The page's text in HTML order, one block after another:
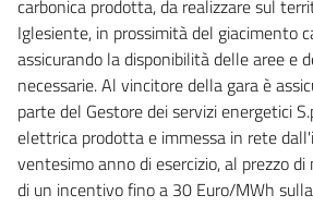
carbonica prodotta, da realizzare sul
Iglesiente, in prossimità del giacimento
assicurando la disponibilità delle aree e
necessarie. Al vincitore della gara è
parte del Gestore dei servizi energetici
elettrica prodotta e immessa in rete
ventesimo anno di esercizio, al prezzo
di un incentivo fino a 30 Euro/MWh